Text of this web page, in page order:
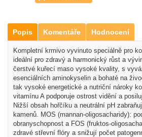
Popis Komentáře Hodnocení
Kompletní krmivo vyvinuto speciálně pro
ideální pro zdravý a harmonický růst a
čerstvé kuřecí maso vysoké kvality, s
esenciálních aminokyselin a bohaté na
tak vysoké energetické a nutriční nároky
vitamínu A podporuje ostrost vidění a
Nižší obsah hořčíku a neutrální pH
kamenů. MOS (mannan-oligosacharidy):
obranyschopnost a FOS (fruktos-
zdravé střevní flóry a snižují počet